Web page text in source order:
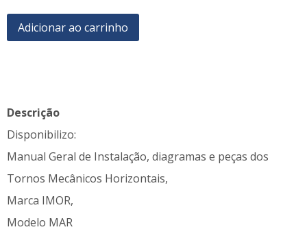
Adicionar ao carrinho
Descrição
Disponibilizo:
Manual Geral de Instalação, diagramas e peças dos
Tornos Mecânicos Horizontais,
Marca IMOR,
Modelo MAR